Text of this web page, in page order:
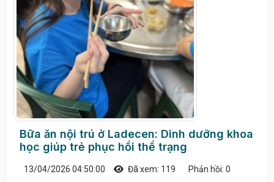
Bữa ăn nội trú ở Ladecen: Dinh dưỡng khoa
học giúp trẻ phục hồi thể trạng
13/04/2026 04:50:00 Đã xem: 119 Phản hồi: 0